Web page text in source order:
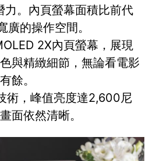
力。內頁螢幕面積比前代
廣的操作空間。
2X內頁螢幕，展現
與精緻細節，無論看電影
餘。
術，峰值亮度達2,600尼
面依然清晰。